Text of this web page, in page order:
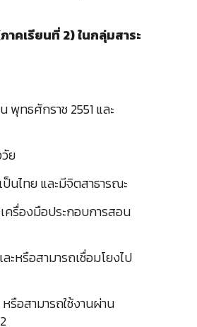
เรียนที่ 2) ในกลุ่มสาระ
ทธศักราช 2551 และ
ย
นไทย และมีจิตสาธารณะ
รื่องมือประกอบการสอน
หรือสามารถเชื่อมโยงไป
รือสามารถใช้งานผ่าน